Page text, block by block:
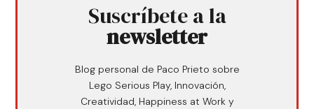
Suscríbete a la
newsletter
Blog personal de Paco Prieto sobre
Lego Serious Play, Innovación,
Creatividad, Happiness at Work y